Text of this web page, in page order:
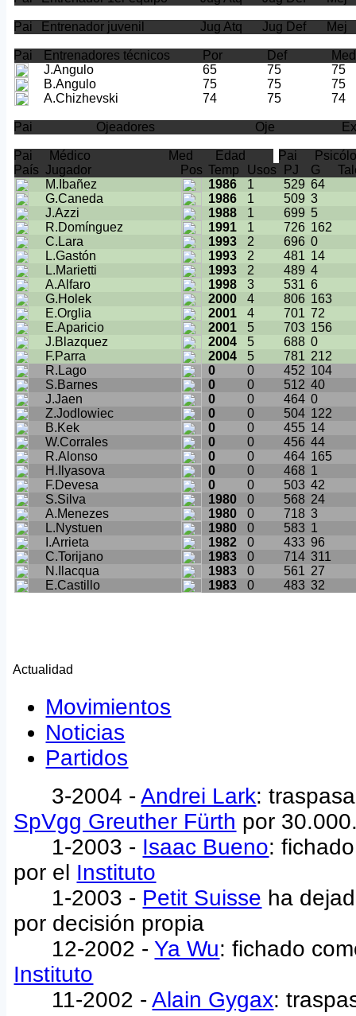
Pai Entrenador juvenil Jug Atq Jug Def Mej
Pai Entrenadores técnicos Por Def
Med
J.Angulo
65 75
75
B.Angulo
75 75
75
A.Chizhevski
74 75 74
Pai Ojeadores Oje
Pai Médico Med Edad Pai
País Jugador Pos Temp Usos PJ G
M.Ibañez
1986 1 529 64
G.Caneda
1986 1 509 3
J.Azzi
1988 1 699 5
R.Domínguez
1991 1 726 162
C.Lara
1993 2 696 0
L.Gastón
1993 2 481 14
L.Marietti
1993 2 489 4
A.Alfaro
1998 3 531 6
G.Holek
2000 4 806 163
E.Orglia
2001 4 701 72
E.Aparicio
2001 5 703 156
J.Blazquez
2004 5 688 0
F.Parra
2004 5 781 212
R.Lago
0 0 452 104
S.Barnes
0 0 512 40
J.Jaen
0 0 464 0
Z.Jodlowiec
0 0 504 122
B.Kek
0 0 455 14
W.Corrales
0 0 456 44
R.Alonso
0 0 464 165
H.Ilyasova
0 0 468 1
F.Devesa
0 0 503 42
S.Silva
1980 0 568 24
A.Menezes
1980 0 718 3
L.Nystuen
1980 0 583 1
I.Arrieta
1982 0 433 96
C.Torijano
1983 0 714 311
N.Ilacqua
1983 0 561 27
E.Castillo
1983 0 483 32
Actualidad
Movimientos
Noticias
Partidos
3-2004 -Andrei Lark:
SpVgg Greuther Fürth por
1-2003 - Isaac Bueno:
por el Instituto
1-2003 - Petit Suisse ha
por decisión propia
12-2002 -Ya Wu: fichado
Instituto
11-2002 -Alain Gygax: